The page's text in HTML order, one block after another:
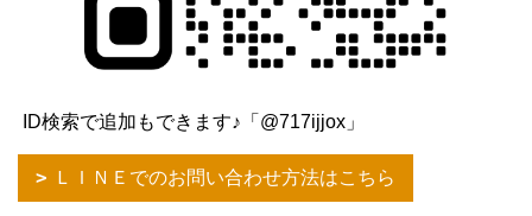
ID検索で追加もできます♪「@717ijjox」
ＬＩＮＥでのお問い合わせ方法はこちら